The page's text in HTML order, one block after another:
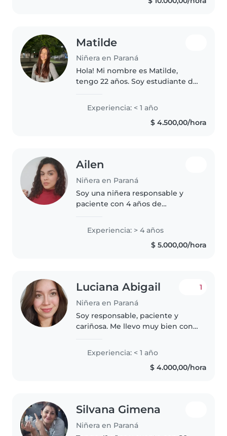
Matilde
Niñera en Paraná
Hola! Mi nombre es Matilde,
tengo 22 años. Soy estudiante de
Licenciatura en Psicología con
intención de orientarme en
niños. Estoy buscando un
Experiencia: < 1 año
$ 4.500,00/hora
Ailen
Niñera en Paraná
Soy una niñera responsable y
paciente con 4 años de
bebés a 5 años Me gusta leer
cuentos, hacer manualidades y
jugar con los niños. También
Experiencia: > 4 años
$ 5.000,00/hora
Luciana Abigail
Niñera en Paraná
1
Soy responsable, paciente y
cariñosa. Me llevo muy bien con
con ellos y generar un ambiente
de confianza y cuidado. Tengo
buena predisposición, soy..
Experiencia: < 1 año
$ 4.000,00/hora
Silvana Gimena
Niñera en Paraná